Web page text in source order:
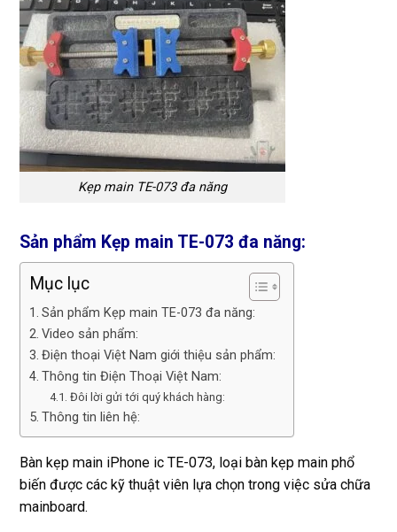
Kẹp main TE-073 đa năng
Sản phẩm Kẹp main TE-073 đa năng:
Mục lục
Sản phẩm Kẹp main TE-073 đa năng:
Video sản phẩm:
Điện thoại Việt Nam giới thiệu sản phẩm:
Thông tin Điện Thoại Việt Nam:
Đôi lời gửi tới quý khách hàng:
Thông tin liên hệ:
Bàn kẹp main iPhone ic TE-073, loại bàn kẹp main phổ
biến được các kỹ thuật viên lựa chọn trong việc sửa chữa
mainboard.